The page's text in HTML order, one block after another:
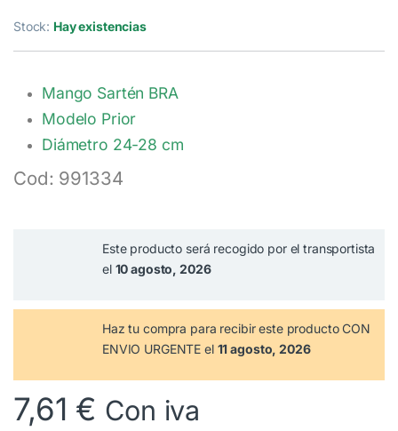
5.00de 5 en
base a
valoración de
Stock: Hay existencias
Mango Sartén BRA
Modelo Prior
Diámetro 24-28 cm
Cod: 991334
Este producto será recogido por el transportista
el 10 agosto, 2026
Haz tu compra para recibir este producto CON
ENVIO URGENTE el 11 agosto, 2026
7,61 € Con iva